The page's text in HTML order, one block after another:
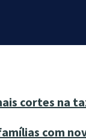
cortes na
com